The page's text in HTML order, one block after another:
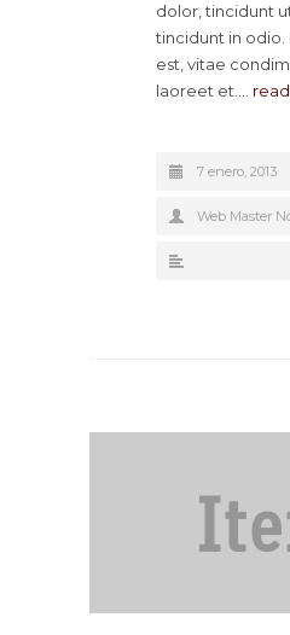
dolor, tincidunt
tincidunt in odio.
est, vitae
laoreet et.…
7 enero, 2013
Web Master